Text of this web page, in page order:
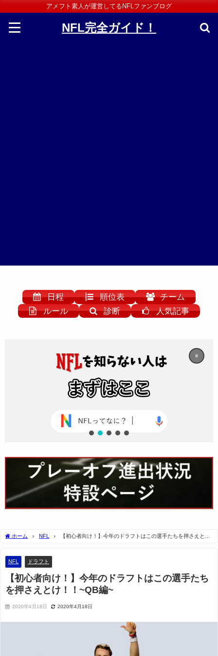
アメフト素人が運営してるNFLファンブログ
NFL完全ガイド！
日程 順位表
チーム
ルール
診断 人気記事
ホーム NFL
【初心者向け！】今年のドラフトはこの選手たちを押さえと
NFL ドラフト
【初心者向け！】今年のドラフトはこの選手たち
を押さえとけ！！~QB編~
2020年4月18日 2020年4月18日